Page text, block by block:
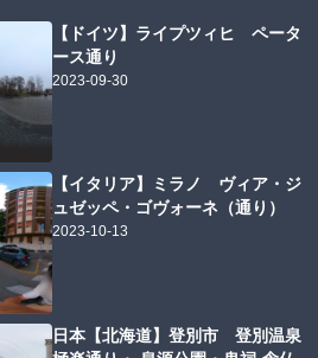
【ドイツ】ライプツィヒ ペータ
ース通り
2023-09-30
【イタリア】ミラノ ヴィア・ジ
ュゼッペ・ゴヴォーネ（通り）
2023-10-13
日本【北海道】登別市 登別温泉